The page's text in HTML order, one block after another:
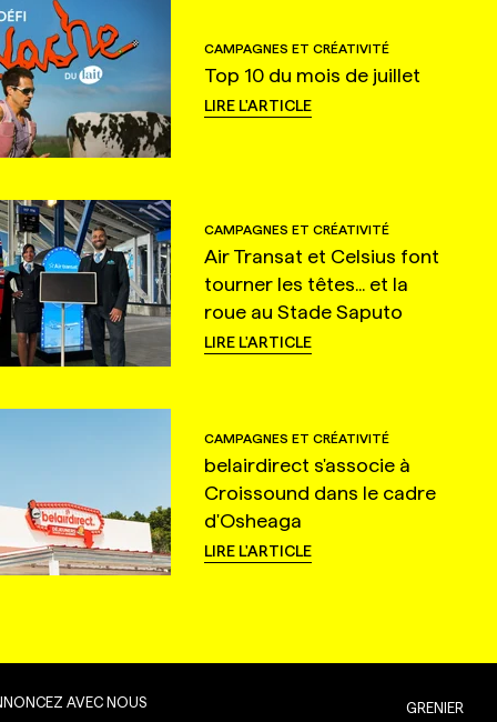
CAMPAGNES ET CRÉATIVITÉ
Top 10 du mois de juillet
LIRE L'ARTICLE
CAMPAGNES ET CRÉATIVITÉ
Air Transat et Celsius font
tourner les têtes... et la
roue au Stade Saputo
LIRE L'ARTICLE
CAMPAGNES ET CRÉATIVITÉ
belairdirect s'associe à
Croissound dans le cadre
d'Osheaga
LIRE L'ARTICLE
AVEC NOUS GRENIER